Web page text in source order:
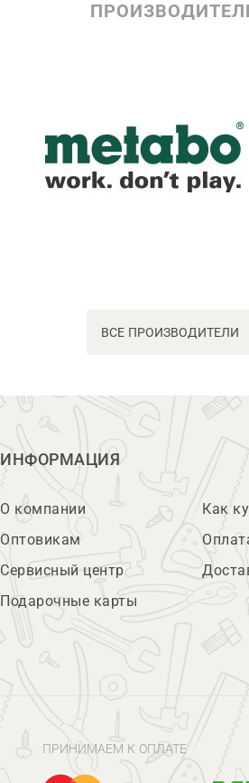
ВСЕ ПРОИЗВОДИТЕЛИ
ИНФОРМАЦИЯ
О компании
Оптовикам
Сервисный центр
Подарочные карты
Как
ПРИНИМАЕМ К ОПЛАТЕ